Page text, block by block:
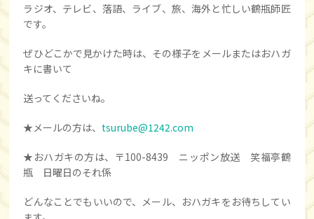
ラジオ、テレビ、落語、ライブ、旅、海外と忙しい鶴瓶師匠
です。
ぜひどこかで見かけた時は、その様子をメールまたはおハガ
キに書いて
送ってくださいね。
★メールの方は、 tsurube@1242.com
★おハガキの方は、〒100-8439 ニッポン放送 笑福亭鶴
瓶 日曜日のそれ係
どんなことでもいいので、メール、おハガキをお待ちしてい